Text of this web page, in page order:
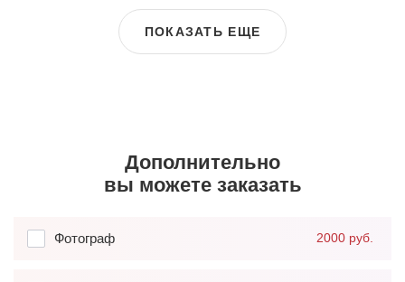
ПОКАЗАТЬ ЕЩЕ
Дополнительно
вы можете заказать
Фотограф 2000 руб.